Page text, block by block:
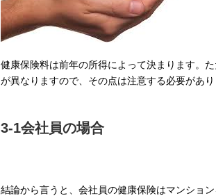
健康保険料は前年の所得によって決まります。
が異なりますので、その点は注意する必要があり
3-1会社員の場合
結論から言うと、会社員の健康保険はマンショ